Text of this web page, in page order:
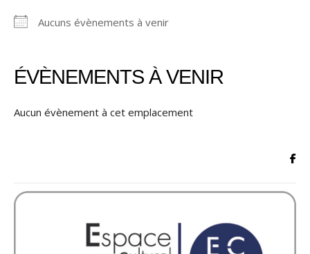
Aucuns évènements à venir
ÉVÈNEMENTS À VENIR
Aucun évènement à cet emplacement